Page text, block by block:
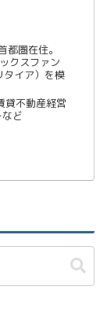
圏在住。
クスファン
タイア）を模
貸不動産経営
ど